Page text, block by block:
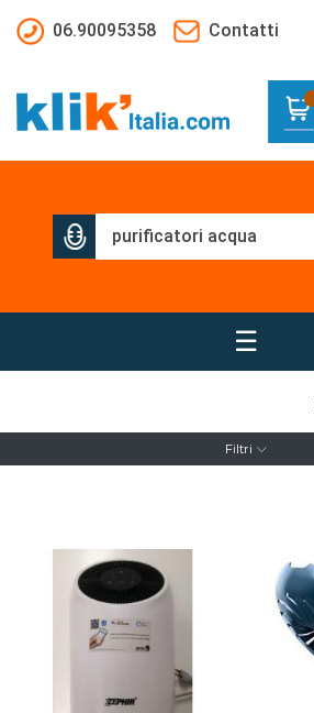
06.90095358
Contatti
☰
Filtri